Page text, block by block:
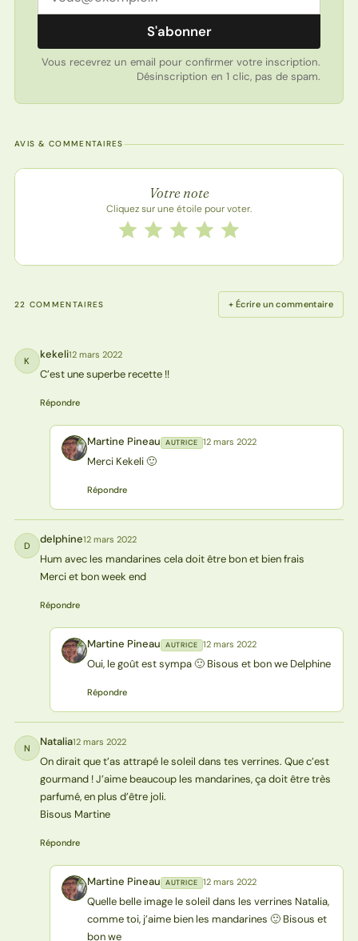
S'abonner
Vous recevrez un email pour confirmer votre inscription.
Désinscription en 1 clic, pas de spam.
AVIS & COMMENTAIRES
Note de la recette
Votre note
Cliquez sur une étoile pour voter.
Notez cette recette de 1 à 5 étoiles
5 étoiles
4 étoiles
3 étoiles
2 étoiles
1 étoile
22 COMMENTAIRES + Écrire un commentaire
K kekeli12 mars 2022
C’est une superbe recette !!
Répondre
MP Martine Pineau AUTRICE 12 mars 2022
Merci Kekeli 🙂
Répondre
D delphine12 mars 2022
Hum avec les mandarines cela doit être bon et bien frais
Merci et bon week end
Répondre
MP Martine Pineau AUTRICE 12 mars 2022
Oui, le goût est sympa 🙂 Bisous et bon we Delphine
Répondre
N Natalia12 mars 2022
On dirait que t’as attrapé le soleil dans tes verrines. Que c’est
gourmand ! J’aime beaucoup les mandarines, ça doit être très
parfumé, en plus d’être joli.
Bisous Martine
Répondre
MP Martine Pineau AUTRICE 12 mars 2022
Quelle belle image le soleil dans les verrines Natalia,
comme toi, j’aime bien les mandarines 🙂 Bisous et
bon we